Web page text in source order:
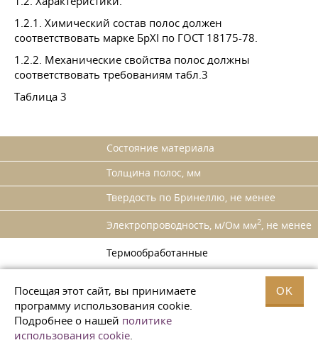
Посещая этот сайт, вы принимаете
программу использования cookie.
Подробнее о нашей политике
использования cookie.
OK
1.2.1. Химический состав полос должен
соответствовать марке БрХІ по ГОСТ 18175-78.
1.2.2. Механические свойства полос должны
соответствовать требованиям табл.3
Таблица 3
Состояние материала
Толщина полос, мм
Твердость по Бринеллю, не менее
Электропроводность, м/Ом мм2 , не менее
Термообработанные
-"-
3,0-8,0
10,0-30,0